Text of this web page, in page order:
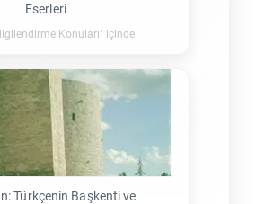
Eserleri
Konuları" içinde
Türkçenin Başkenti ve